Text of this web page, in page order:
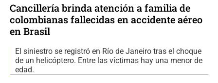
Cancillería brinda atención a familia de
colombianas fallecidas en accidente aéreo
en Brasil
El siniestro se registró en Río de Janeiro tras el choque
de un helicóptero. Entre las víctimas hay una menor de
edad.